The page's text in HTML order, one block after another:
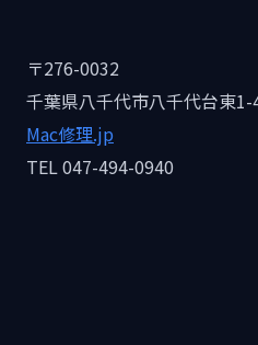
〒276-0032
千葉県八千代市八千代台東
Mac修理.jp
TEL 047-494-0940